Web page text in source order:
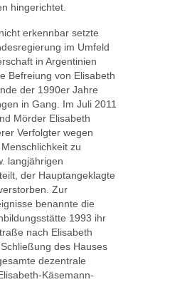
hingerichtet.
erkennbar setzte
im Umfeld
in Argentinien
Befreiung von Elisabeth
der 1990er Jahre
in Gang. Im Juli 2011
Mörder Elisabeth
Verfolgter wegen
zu
langjährigen
der Hauptangeklagte
Zur
benannte die
1993 ihr
nach Elisabeth
des Hauses
dezentrale
Käsemann-